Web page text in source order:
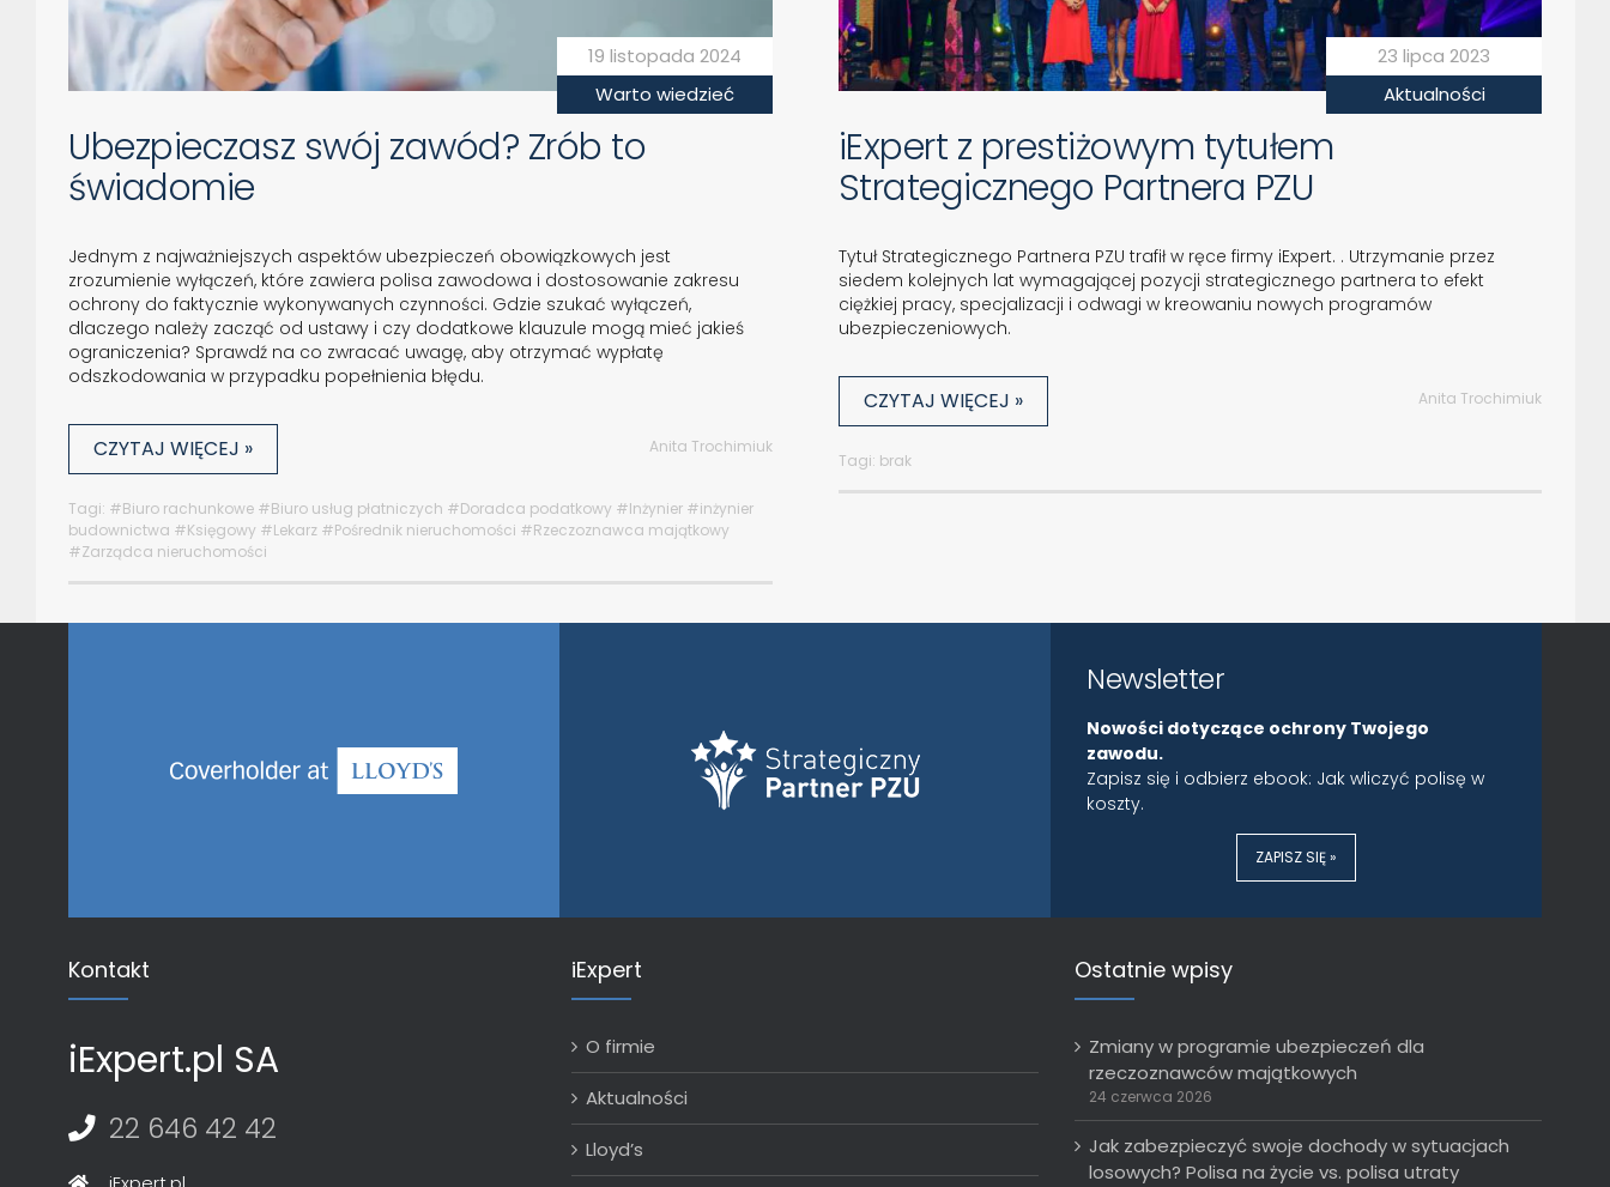
19 listopada 2024
Warto wiedzieć
Ubezpieczasz swój zawód? Zrób to
świadomie
Jednym z najważniejszych aspektów ubezpieczeń obowiązkowych jest
zrozumienie wyłączeń, które zawiera polisa zawodowa i dostosowanie zakresu
ochrony do faktycznie wykonywanych czynności. Gdzie szukać wyłączeń,
dlaczego należy zacząć od ustawy i czy dodatkowe klauzule mogą mieć jakieś
ograniczenia? Sprawdź na co zwracać uwagę, aby otrzymać wypłatę
odszkodowania w przypadku popełnienia błędu.
Anita Trochimiuk
CZYTAJ WIĘCEJ »
Tagi: #Biuro rachunkowe #Biuro usług płatniczych #Doradca podatkowy #Inżynier #inżynier
budownictwa #Księgowy #Lekarz #Pośrednik nieruchomości #Rzeczoznawca majątkowy
#Zarządca nieruchomości
23 lipca 2023
Aktualności
iExpert z prestiżowym tytułem
Strategicznego Partnera PZU
Tytuł Strategicznego Partnera PZU trafił w ręce firmy iExpert. . Utrzymanie przez
siedem kolejnych lat wymagającej pozycji strategicznego partnera to efekt
ciężkiej pracy, specjalizacji i odwagi w kreowaniu nowych programów
ubezpieczeniowych.
Anita Trochimiuk
CZYTAJ WIĘCEJ »
Tagi: brak
Newsletter
Nowości dotyczące ochrony Twojego
zawodu.
Zapisz się i odbierz ebook: Jak wliczyć polisę w
koszty.
ZAPISZ SIĘ »
Kontakt
iExpert.pl SA
22 646 42 42
iExpert
O firmie
Aktualności
Lloyd’s
Ostatnie wpisy
Zmiany w programie ubezpieczeń dla
rzeczoznawców majątkowych
24 czerwca 2026
Jak zabezpieczyć swoje dochody w sytuacjach
losowych? Polisa na życie vs. polisa utraty